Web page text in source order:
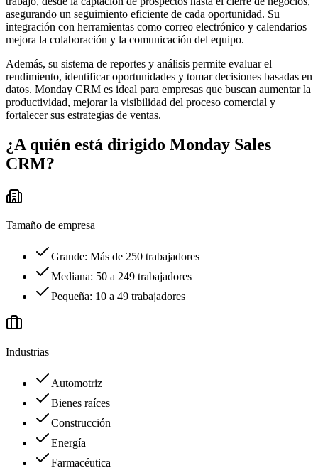
asegurando un seguimiento eficiente de cada oportunidad. Su
integración con herramientas como correo electrónico y calendarios
mejora la colaboración y la comunicación del equipo.
Además, su sistema de reportes y análisis permite evaluar el
rendimiento, identificar oportunidades y tomar decisiones basadas en
datos. Monday CRM es ideal para empresas que buscan aumentar la
productividad, mejorar la visibilidad del proceso comercial y
fortalecer sus estrategias de ventas.
¿A quién está dirigido Monday Sales
CRM?
Tamaño de empresa
Grande: Más de 250 trabajadores
Mediana: 50 a 249 trabajadores
Pequeña: 10 a 49 trabajadores
Industrias
Automotriz
Bienes raíces
Construcción
Energía
Farmacéutica